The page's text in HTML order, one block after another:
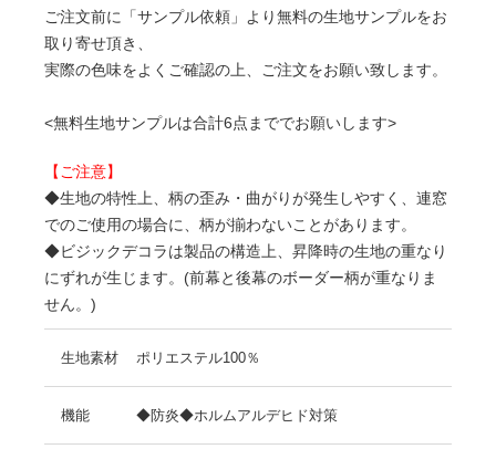
ご注文前に「サンプル依頼」より無料の生地サンプルをお
取り寄せ頂き、
実際の色味をよくご確認の上、ご注文をお願い致します。
<無料生地サンプルは合計6点まででお願いします>
【ご注意】
◆生地の特性上、柄の歪み・曲がりが発生しやすく、連窓
でのご使用の場合に、柄が揃わないことがあります。
◆ビジックデコラは製品の構造上、昇降時の生地の重なり
にずれが生じます。(前幕と後幕のボーダー柄が重なりま
せん。)
生地素材 ポリエステル100％
機能 ◆防炎◆ホルムアルデヒド対策